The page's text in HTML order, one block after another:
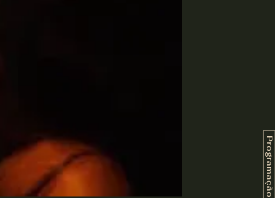
Programação